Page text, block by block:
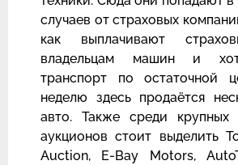
случаев от страховых
как выплачивают
владельцам машин и
транспорт по остаточной
неделю здесь продаётся
авто. Также среди крупных
аукционов стоит выделить
Auction, E-Bay Motors,